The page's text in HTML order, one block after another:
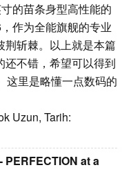
的苗条身型高性能的
作为全能旗舰的专业
斩棘。以上就是本篇
不错，希望可以得到
这里是略懂一点数码的
Uzun, Tarih:
at a